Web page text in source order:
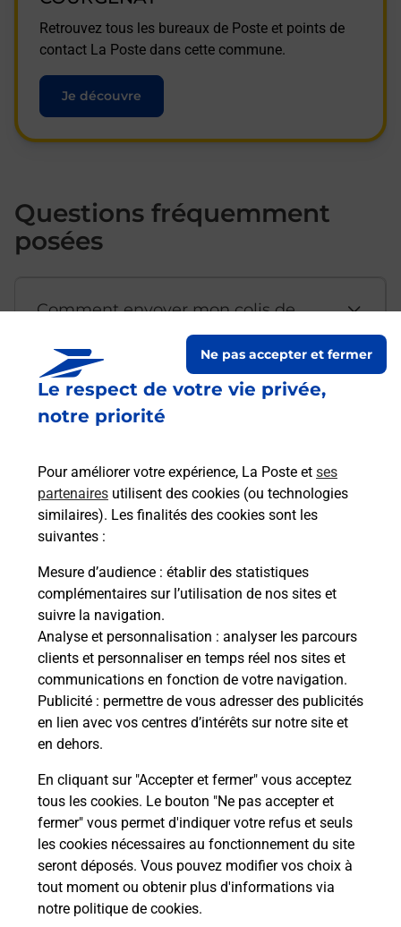
Le respect de votre vie privée,
notre priorité
Pour améliorer votre expérience, La Poste et ses
partenaires utilisent des cookies (ou technologies
similaires). Les finalités des cookies sont les
suivantes :
Mesure d’audience : établir des statistiques
complémentaires sur l’utilisation de nos sites et
suivre la navigation.
Analyse et personnalisation : analyser les parcours
clients et personnaliser en temps réel nos sites et
communications en fonction de votre navigation.
Publicité : permettre de vous adresser des publicités
en lien avec vos centres d’intérêts sur notre site et
en dehors.
En cliquant sur "Accepter et fermer" vous acceptez
tous les cookies. Le bouton "Ne pas accepter et
fermer" vous permet d'indiquer votre refus et seuls
les cookies nécessaires au fonctionnement du site
seront déposés. Vous pouvez modifier vos choix à
tout moment ou obtenir plus d'informations via
notre politique de cookies.
Ne pas accepter et fermer
Retrouvez tous les bureaux de Poste et points de
contact La Poste dans cette commune.
Je découvre
Questions fréquemment
posées
Comment envoyer mon colis de
Est-il possible d’acheter un
emballage directement depuis un
Comment demander une
modification de livraison ?
Comment La Poste participe-t-elle
à votre sécurité au quotidien ?
Puis-je passer mon code de la route
avec La Poste et sous quelles
conditions ?
Localiser Liste Aube RIGNY LE FERRON